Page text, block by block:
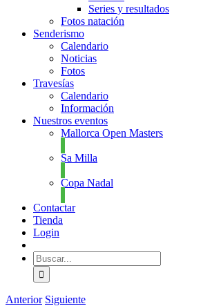
Series y resultados
Fotos natación
Senderismo
Calendario
Noticias
Fotos
Travesías
Calendario
Información
Nuestros eventos
Mallorca Open Masters
Sa Milla
Copa Nadal
Contactar
Tienda
Login
Buscar:
Anterior Siguiente